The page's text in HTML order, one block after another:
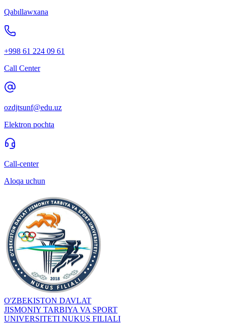
Qabıllawxana
+998 61 224 09 61
Call Center
ozdjtsunf@edu.uz
Elektron pochta
Call-center
Aloqa uchun
O'ZBEKISTON DAVLAT
JISMONIY TARBIYA VA SPORT
UNIVERSITETI NUKUS FILIALI